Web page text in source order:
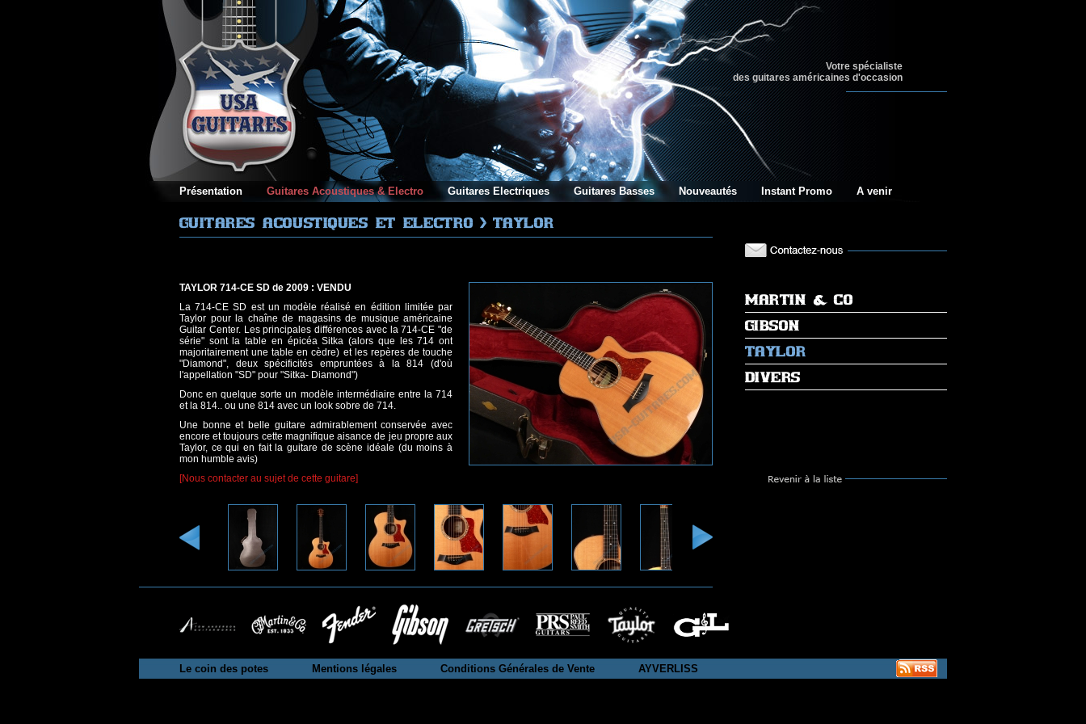
Votre spécialiste
des guitares américaines d'occasion
Présentation Guitares Acoustiques & Electro Guitares Electriques Guitares Basses Nouveautés Instant Promo A venir
TAYLOR 714-CE SD de 2009 : VENDU
La 714-CE SD est un modèle réalisé en édition limitée par
Taylor pour la chaîne de magasins de musique américaine
Guitar Center. Les principales différences avec la 714-CE "de
série" sont la table en épicéa Sitka (alors que les 714 ont
majoritairement une table en cèdre) et les repères de touche
"Diamond", deux spécificités empruntées à la 814 (d'où
l'appellation "SD" pour "Sitka- Diamond")
Donc en quelque sorte un modèle intermédiaire entre la 714
et la 814.. ou une 814 avec un look sobre de 714.
Une bonne et belle guitare admirablement conservée avec
encore et toujours cette magnifique aisance de jeu propre aux
Taylor, ce qui en fait la guitare de scène idéale (du moins à
mon humble avis)
[Nous contacter au sujet de cette guitare]
Le coin des potes Mentions légales Conditions Générales de Vente AYVERLISS